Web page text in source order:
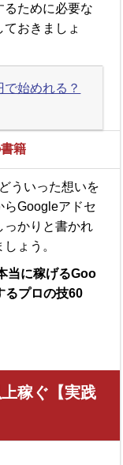
るために必要な
おきましょ
始めれる？
籍
ういった想いを
らGoogleアドセ
っかりと書かれ
ょう。
当に稼げるGoo
るプロの技60
稼ぐ【実践